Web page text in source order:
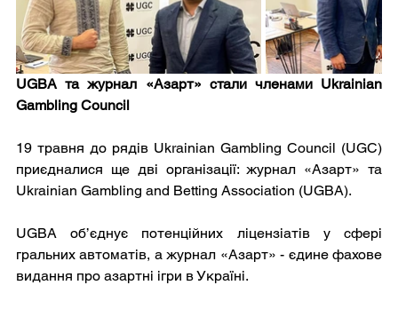
UGBA та журнал «Азарт» стали членами Ukrainian
Gambling Council
19 травня до рядів Ukrainian Gambling Council (UGC)
приєдналися ще дві організації: журнал «Азарт» та
Ukrainian Gambling and Betting Association (UGBA).
UGBA об’єднує потенційних ліцензіатів у сфері
гральних автоматів, а журнал «Азарт» - єдине фахове
видання про азартні ігри в Україні.